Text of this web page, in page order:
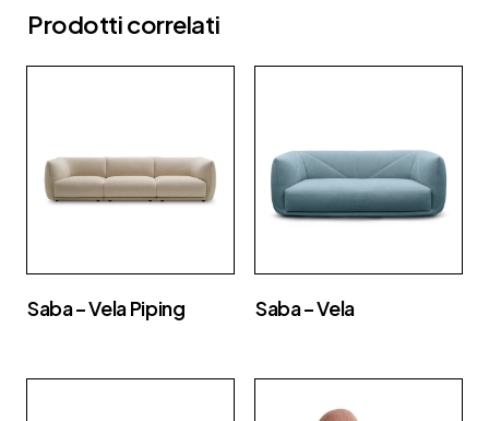
Prodotti correlati
Saba – Vela Piping Saba – Vela